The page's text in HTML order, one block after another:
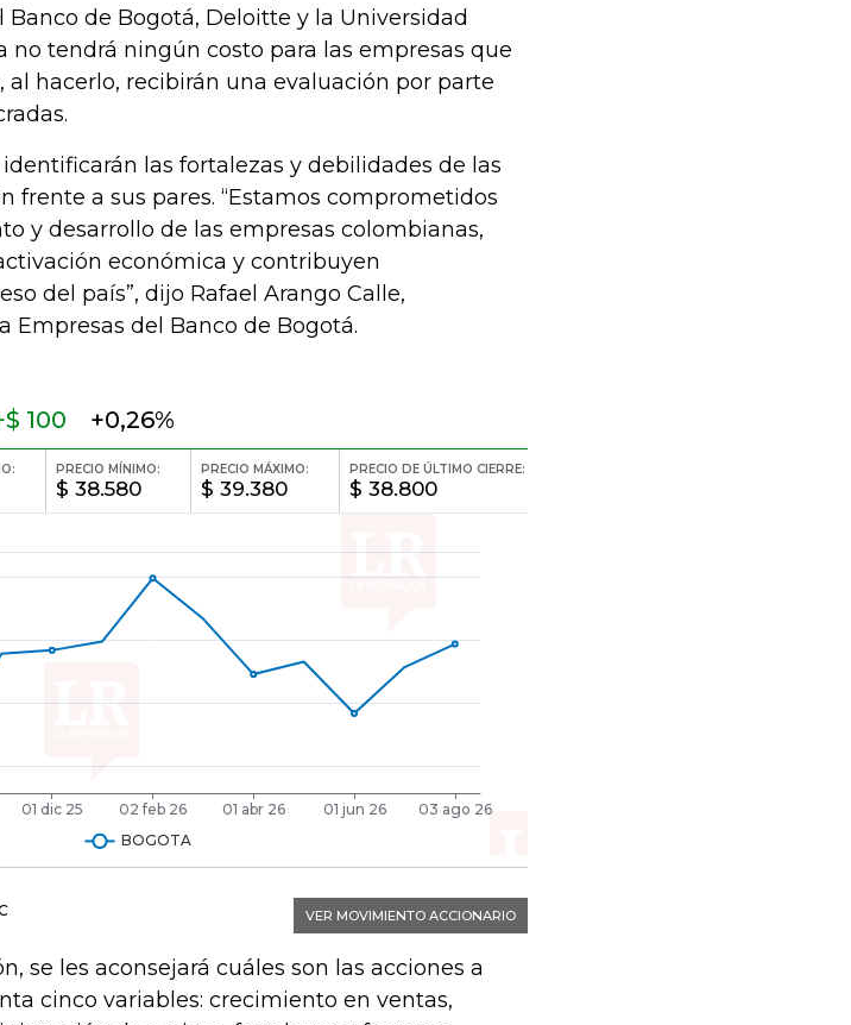
de Bogotá, Deloitte y la Universidad
no tendrá ningún costo para las empresas que
al hacerlo, recibirán una evaluación por parte
las fortalezas y debilidades de las
frente a sus pares. “Estamos comprometidos
y desarrollo de las empresas colombianas,
económica y contribuyen
del país”, dijo Rafael Arango Calle,
Empresas del Banco de Bogotá.
se les aconsejará cuáles son las acciones a
cinco variables: crecimiento en ventas,